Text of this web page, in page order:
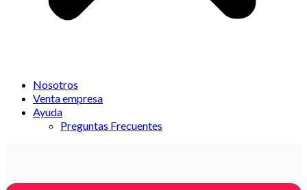
Nosotros
Venta empresa
Ayuda
Preguntas Frecuentes